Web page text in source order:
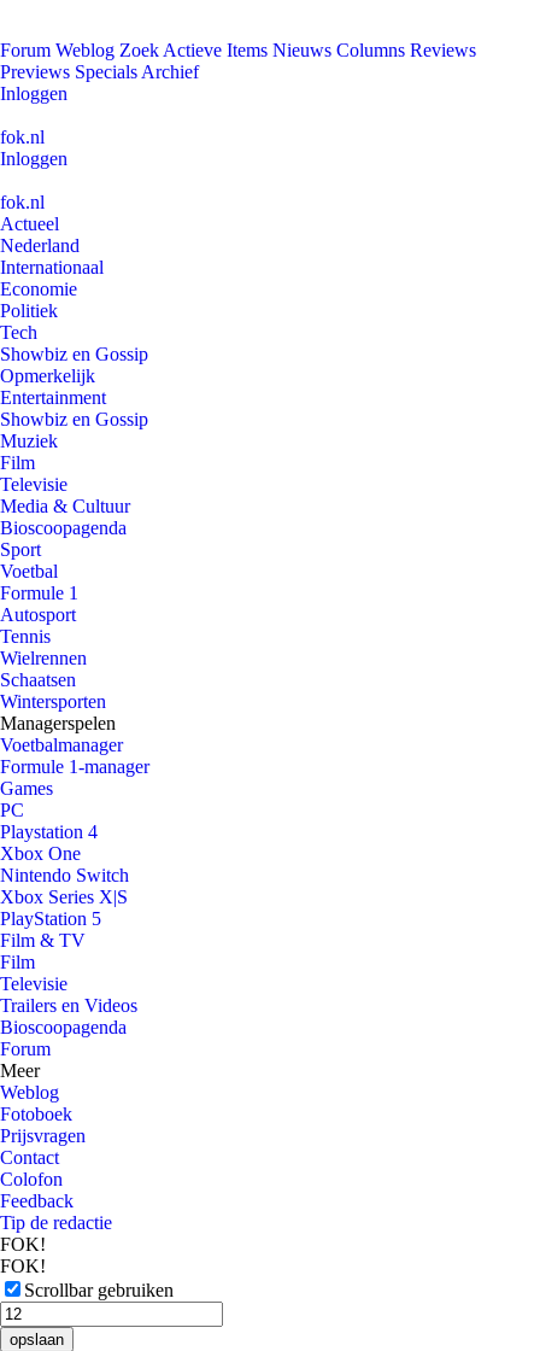
Forum Weblog Zoek Actieve Items Nieuws Columns Reviews
Previews Specials Archief
Inloggen
fok.nl
Inloggen
fok.nl
Actueel
Nederland
Internationaal
Economie
Politiek
Tech
Showbiz en Gossip
Opmerkelijk
Entertainment
Showbiz en Gossip
Muziek
Film
Televisie
Media & Cultuur
Bioscoopagenda
Sport
Voetbal
Formule 1
Autosport
Tennis
Wielrennen
Schaatsen
Wintersporten
Managerspelen
Voetbalmanager
Formule 1-manager
Games
PC
Playstation 4
Xbox One
Nintendo Switch
Xbox Series X|S
PlayStation 5
Film & TV
Film
Televisie
Trailers en Videos
Bioscoopagenda
Forum
Meer
Weblog
Fotoboek
Prijsvragen
Contact
Colofon
Feedback
Tip de redactie
FOK!
FOK!
Scrollbar gebruiken
opslaan